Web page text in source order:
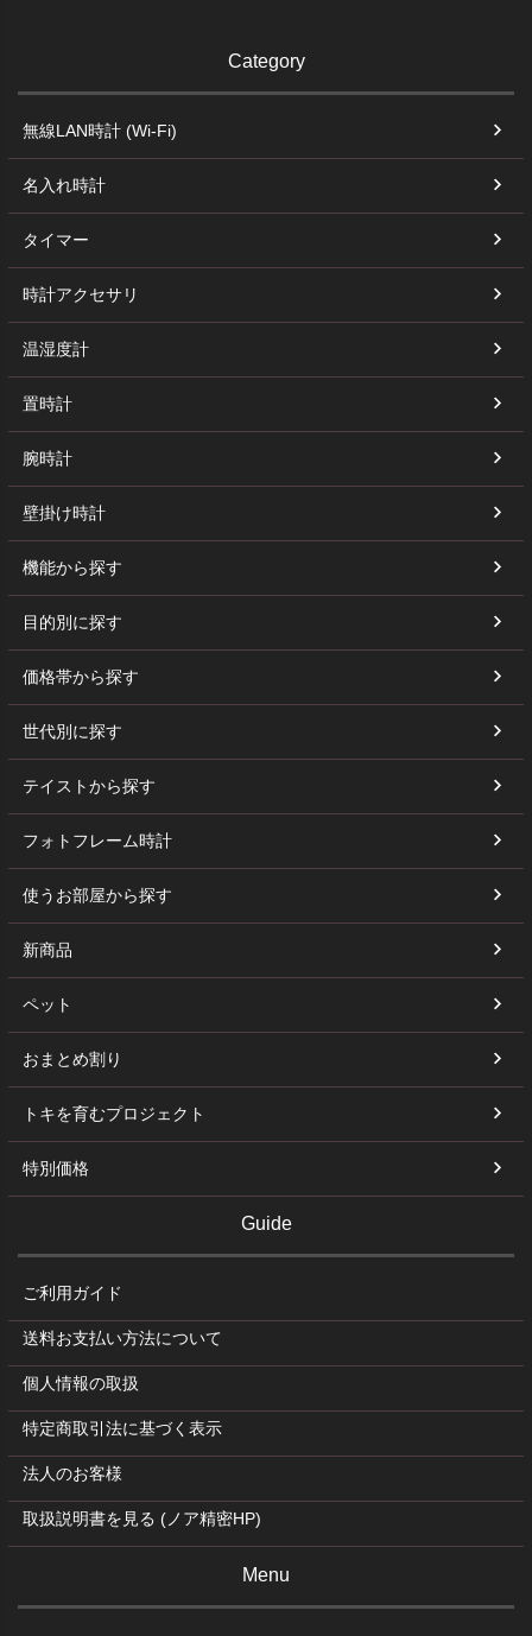
Category
無線LAN時計 (Wi-Fi)
名入れ時計
タイマー
時計アクセサリ
温湿度計
置時計
腕時計
壁掛け時計
機能から探す
目的別に探す
価格帯から探す
世代別に探す
テイストから探す
フォトフレーム時計
使うお部屋から探す
新商品
ペット
おまとめ割り
トキを育むプロジェクト
特別価格
Guide
ご利用ガイド
送料お支払い方法について
個人情報の取扱
特定商取引法に基づく表示
法人のお客様
取扱説明書を見る (ノア精密HP)
Menu